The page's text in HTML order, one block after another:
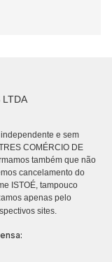
e sem
COMÉRCIO DE
também que não
cancelamento do
ISTOÉ, tampouco
apenas pelo
sites.